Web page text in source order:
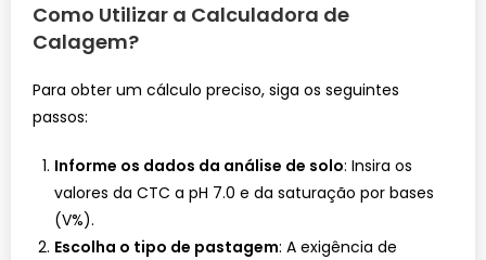
Como Utilizar a Calculadora de
Calagem?
Para obter um cálculo preciso, siga os seguintes
passos:
Informe os dados da análise de solo: Insira os
valores da CTC a pH 7.0 e da saturação por bases
(V%).
Escolha o tipo de pastagem: A exigência de